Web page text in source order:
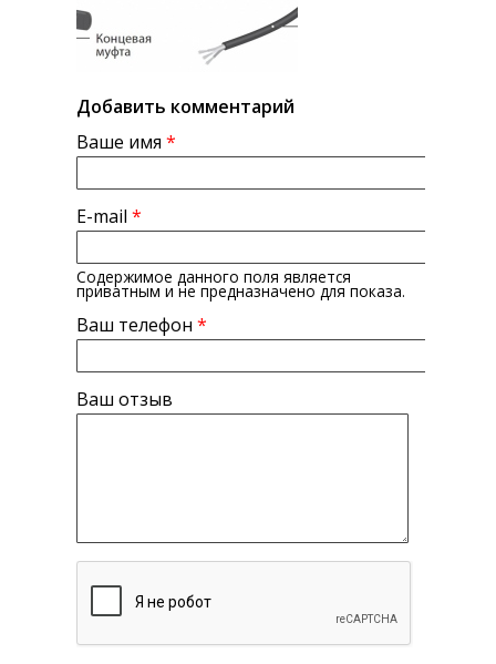
Добавить комментарий
Ваше имя *
E-mail *
Содержимое данного поля является
приватным и не предназначено для показа.
Ваш телефон *
Ваш отзыв